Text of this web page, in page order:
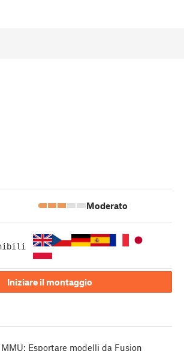
Moderato
Iniziare il montaggio
Esportare modelli da Fusion